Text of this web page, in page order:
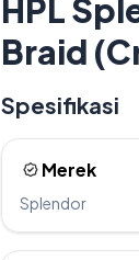
HPL
Braid
Spesifikasi
Merek
Splendor